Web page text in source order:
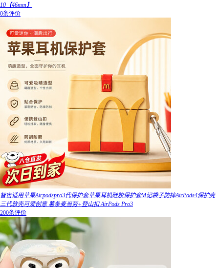
10【46mm】
0条评价
智宙适用苹果Airpodspro3代保护套苹果耳机硅胶保护套M记袋子防摔AirPods4保护壳
三代软壳可爱创意 薯条麦当劳+登山扣 AirPods Pro3
200条评价